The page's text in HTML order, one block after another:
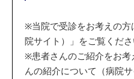
※当院で受診をお考えの
院サイト）」をご覧くださ
※患者さんのご紹介をお
んの紹介について（病院